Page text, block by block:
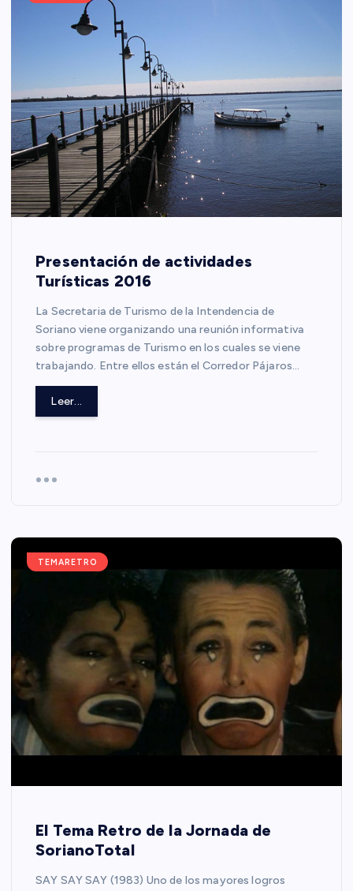
Presentación de actividades
Turísticas 2016
La Secretaria de Turismo de la Intendencia de
Soriano viene organizando una reunión informativa
sobre programas de Turismo en los cuales se viene
trabajando. Entre ellos están el Corredor Pájaros…
Leer...
TEMARETRO
El Tema Retro de la Jornada de
SorianoTotal
SAY SAY SAY (1983) Uno de los mayores logros